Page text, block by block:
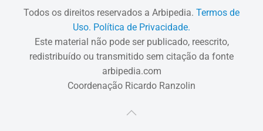
Todos os direitos reservados a Arbipedia. Termos de
Uso. Política de Privacidade.
Este material não pode ser publicado, reescrito,
redistribuído ou transmitido sem citação da fonte
arbipedia.com
Coordenação Ricardo Ranzolin